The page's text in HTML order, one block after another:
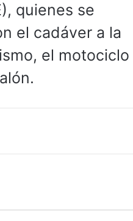
quienes se
el cadáver a la
el motociclo